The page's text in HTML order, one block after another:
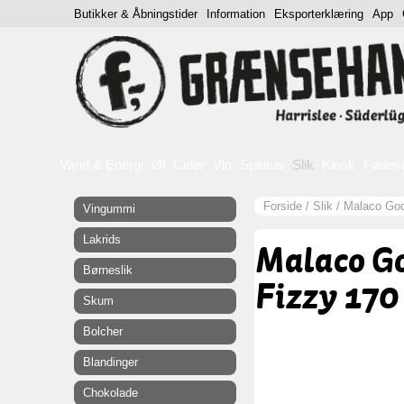
Slik
Forside / Slik / Malaco
Malaco
Fizzy
Vingummi
Lakrids
Børneslik
Skum
Bolcher
Blandinger
Chokolade
Butikker & Åbningstider Information Eksporterklæring App